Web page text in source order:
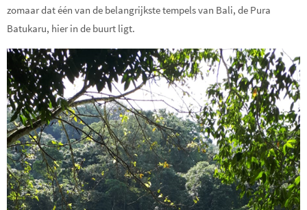
zomaar dat één van de belangrijkste tempels van Bali, de Pura
Batukaru, hier in de buurt ligt.